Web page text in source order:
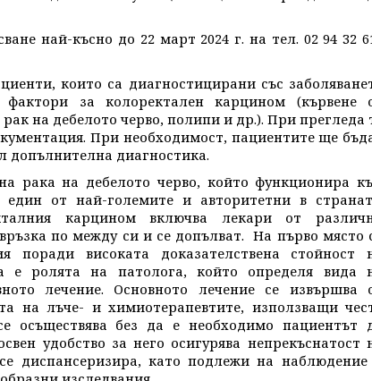
най-късно до 22 март 2024 г. на тел. 02 94 32
които са диагностицирани със
за колоректален карцином (кървене
на дебелото черво, полипи и др.). При прегледа
При необходимост, пациентите ще
допълнителна диагностика.
рака на дебелото черво, който функционира
от най-големите и авторитетни в
карцином включва лекари от
по между си и се допълват. На първо място
поради високата доказателствена стойност
е ролята на патолога, който определя вида
лечение. Основното лечение се извършва
на лъче- и химиотерапевтите, използващи
осъществява без да е необходимо пациентът
удобство за него осигурява непрекъснатост
диспансеризира, като подлежи на